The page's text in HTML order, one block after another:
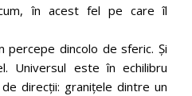
în acest fel pe care îl
dincolo de sferic. Și
Universul este în echilibru
direcții: granițele dintre un